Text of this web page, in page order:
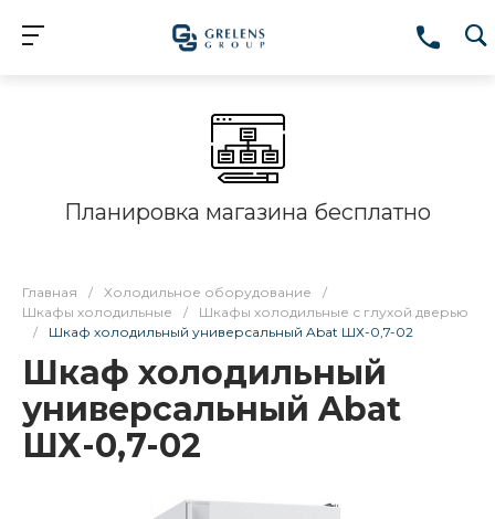
Планировка магазина бесплатно
Главная / Холодильное оборудование
/
Шкафы холодильные
/
Шкафы холодильные с глухой дверью
/
Шкаф холодильный универсальный Abat ШХ-0,7-02
Шкаф холодильный
универсальный Abat
ШХ-0,7-02